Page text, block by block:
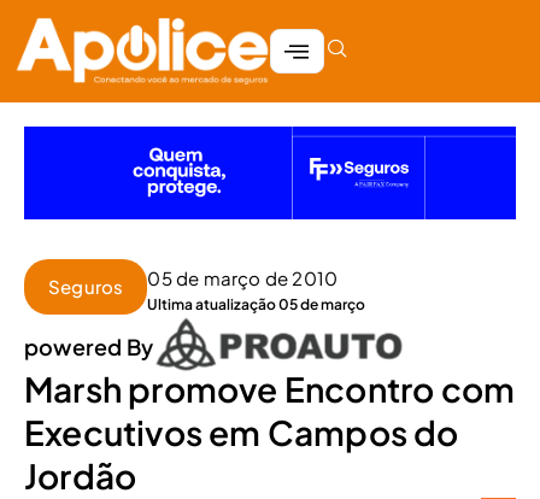
Seguros 05 de março de 2010
Ultima atualização 05 de março
powered By
Marsh promove Encontro com
Executivos em Campos do
Jordão